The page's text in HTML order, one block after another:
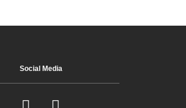
Social Media